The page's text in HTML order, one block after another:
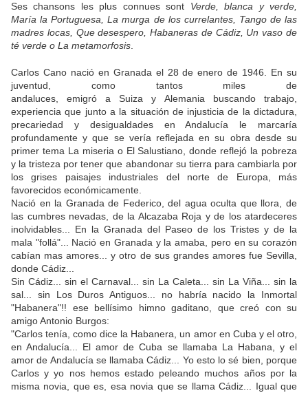
Ses chansons les plus connues sont Verde, blanca y verde,
María la Portuguesa, La murga de los currelantes, Tango de las
madres locas, Que desespero, Habaneras de Cádiz, Un vaso de
té verde o La metamorfosis
Carlos Cano nació en Granada el 28 de enero de 1946. En su
juventud, como tantos miles de
andaluces, emigró a Suiza y Alemania buscando trabajo,
experiencia que junto a la situación de injusticia de la dictadura,
precariedad y desigualdades en Andalucía le marcaría
profundamente y que se vería reflejada en su obra desde su
primer tema La miseria o El Salustiano, donde reflejó la pobreza
y la tristeza por tener que abandonar su tierra para cambiarla por
los grises paisajes industriales del norte de Europa, más
favorecidos económicamente.
Nació en la Granada de Federico, del agua oculta que llora, de
las cumbres nevadas, de la Alcazaba Roja y de los atardeceres
inolvidables... En la Granada del Paseo de los Tristes y de la
mala "follá"... Nació en Granada y la amaba, pero en su corazón
cabían mas amores... y otro de sus grandes amores fue Sevilla,
donde Cádiz...
Sin Cádiz... sin el Carnaval... sin La Caleta... sin La Viña... sin la
sal... sin Los Duros Antiguos... no habría nacido la Inmortal
"Habanera"!! ese bellísimo himno gaditano, que creó con su
amigo Antonio Burgos:
"Carlos tenía, como dice la Habanera, un amor en Cuba y el otro,
en Andalucía... El amor de Cuba se llamaba La Habana, y el
amor de Andalucía se llamaba Cádiz... Yo esto lo sé bien, porque
Carlos y yo nos hemos estado peleando muchos años por la
misma novia, que es, esa novia que se llama Cádiz... Igual que